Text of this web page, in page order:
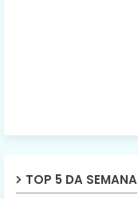
TOP 5 DA SEMANA